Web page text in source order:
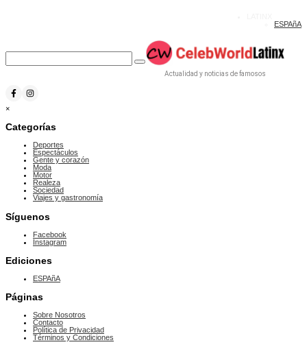
ESPAñA
Actualidad y noticias de famosos
×
Categorías
Deportes
Espectáculos
Gente y corazón
Moda
Motor
Realeza
Sociedad
Viajes y gastronomía
Síguenos
Facebook
Instagram
Ediciones
ESPAñA
Páginas
Sobre Nosotros
Contacto
Política de Privacidad
Términos y Condiciones